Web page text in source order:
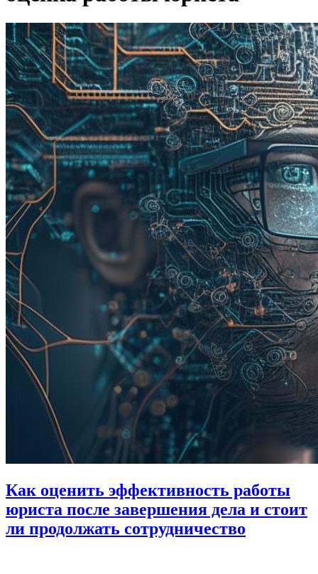
Как оценить эффективность работы
юриста после завершения дела и стоит
ли продолжать сотрудничество